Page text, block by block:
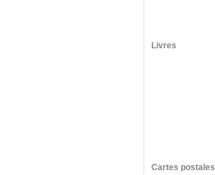
Livres
Cartes postales